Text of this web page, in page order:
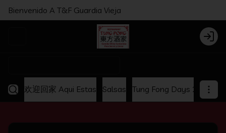
Bienvenido A T&F Guardia Vieja
Login
欢迎回家 Aqui Estas Salsas Tung Fong Days 2x1